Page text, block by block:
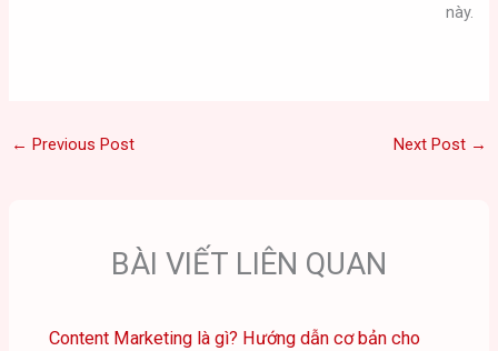
này.
← Previous Post Next Post →
BÀI VIẾT LIÊN QUAN
Content Marketing là gì? Hướng dẫn cơ bản cho